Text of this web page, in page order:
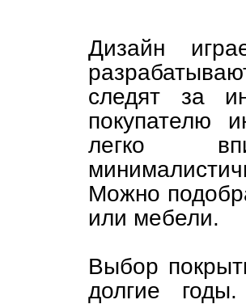
Дизайн
следят за
покупателю
легко
Можно
или мебели.
Выбор
долгие